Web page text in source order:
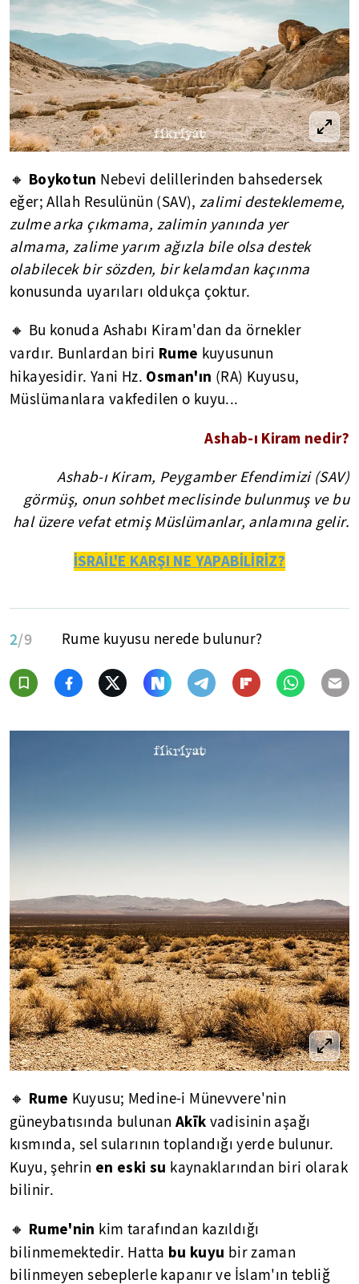
🔸 Boykotun Nebevi delillerinden bahsedersek
eğer; Allah Resulünün (SAV),zalimi desteklememe,
zulme arka çıkmama, zalimin yanında yer
almama, zalime yarım ağızla bile olsa destek
olabilecek bir sözden, bir kelamdan kaçınma
konusunda uyarıları oldukça çoktur.
🔸 Bu konuda Ashabı Kiram'dan da örnekler
vardır. Bunlardan biri Rume kuyusunun
hikayesidir. Yani Hz. Osman'ın (RA) Kuyusu,
Müslümanlara vakfedilen o kuyu...
Ashab-ı Kiram nedir?
Ashab-ı Kiram, Peygamber Efendimizi (SAV)
görmüş, onun sohbet meclisinde bulunmuş ve bu
hal üzere vefat etmiş Müslümanlar, anlamına gelir.
İSRAİL'E KARŞI NE YAPABİLİRİZ?
2/9 Rume kuyusu nerede bulunur?
🔸 Rume Kuyusu; Medine-i Münevvere'nin
güneybatısında bulunan Akīk vadisinin aşağı
kısmında, sel sularının toplandığı yerde bulunur.
Kuyu, şehrin en eski su kaynaklarından biri olarak
bilinir.
🔸 Rume'nin kim tarafından kazıldığı
bilinmemektedir. Hatta bu kuyu bir zaman
bilinmeyen sebeplerle kapanır ve İslam'ın tebliğ